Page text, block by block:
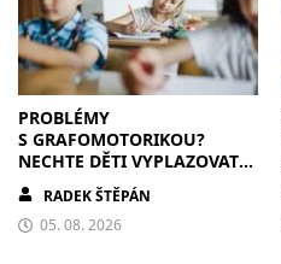
PROBLÉMY
S GRAFOMOTORIKOU?
NECHTE DĚTI VYPLAZOVAT
JAZYK A MALOVAT PO
ZDECHRADEK ŠTĚPÁN
05. 08. 2026